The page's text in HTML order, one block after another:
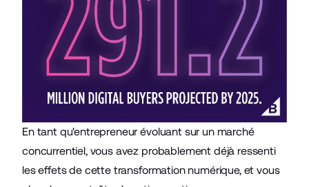
En tant qu'entrepreneur évoluant sur un marché
concurrentiel, vous avez probablement déjà ressenti
les effets de cette transformation numérique, et vous